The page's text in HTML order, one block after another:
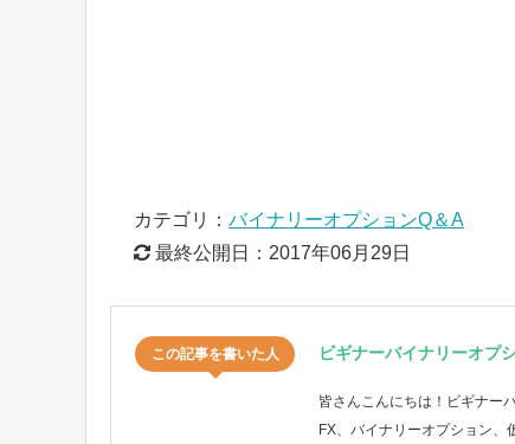
カテゴリ： バイナリーオプションQ＆A
最終公開日： 2017年06月29日
この記事を書いた人 ビギナーバイナリーオプ
皆さんこんにちは！ビギナー
FX、バイナリーオプション